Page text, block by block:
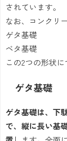
されています。
なお、コンクリ
ゲタ基礎
ベタ基礎
この2つの形状に
ゲタ基礎
ゲタ基礎は、下
で、縦に長い基